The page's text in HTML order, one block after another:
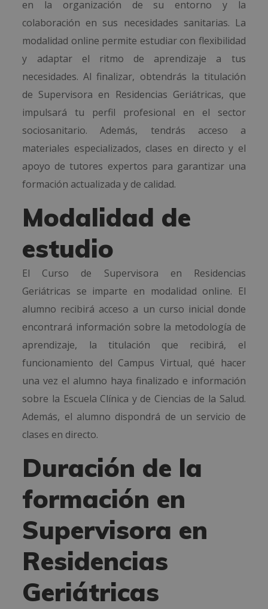
en la organización de su entorno y la
colaboración en sus necesidades sanitarias. La
modalidad online permite estudiar con flexibilidad
y adaptar el ritmo de aprendizaje a tus
necesidades. Al finalizar, obtendrás la titulación
de Supervisora en Residencias Geriátricas, que
impulsará tu perfil profesional en el sector
sociosanitario. Además, tendrás acceso a
materiales especializados, clases en directo y el
apoyo de tutores expertos para garantizar una
formación actualizada y de calidad.
Modalidad de
estudio
El Curso de Supervisora en Residencias
Geriátricas se imparte en modalidad online. El
alumno recibirá acceso a un curso inicial donde
encontrará información sobre la metodología de
aprendizaje, la titulación que recibirá, el
funcionamiento del Campus Virtual, qué hacer
una vez el alumno haya finalizado e información
sobre la Escuela Clínica y de Ciencias de la Salud.
Además, el alumno dispondrá de un servicio de
clases en directo.
Duración de la
formación en
Supervisora en
Residencias
Geriátricas